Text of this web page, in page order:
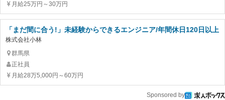
月給25万円～30万円
「まだ間に合う!」未経験からできるエンジニア/年間休日120日以上
株式会社小林
群馬県
正社員
月給28万5,000円～60万円
Sponsored by